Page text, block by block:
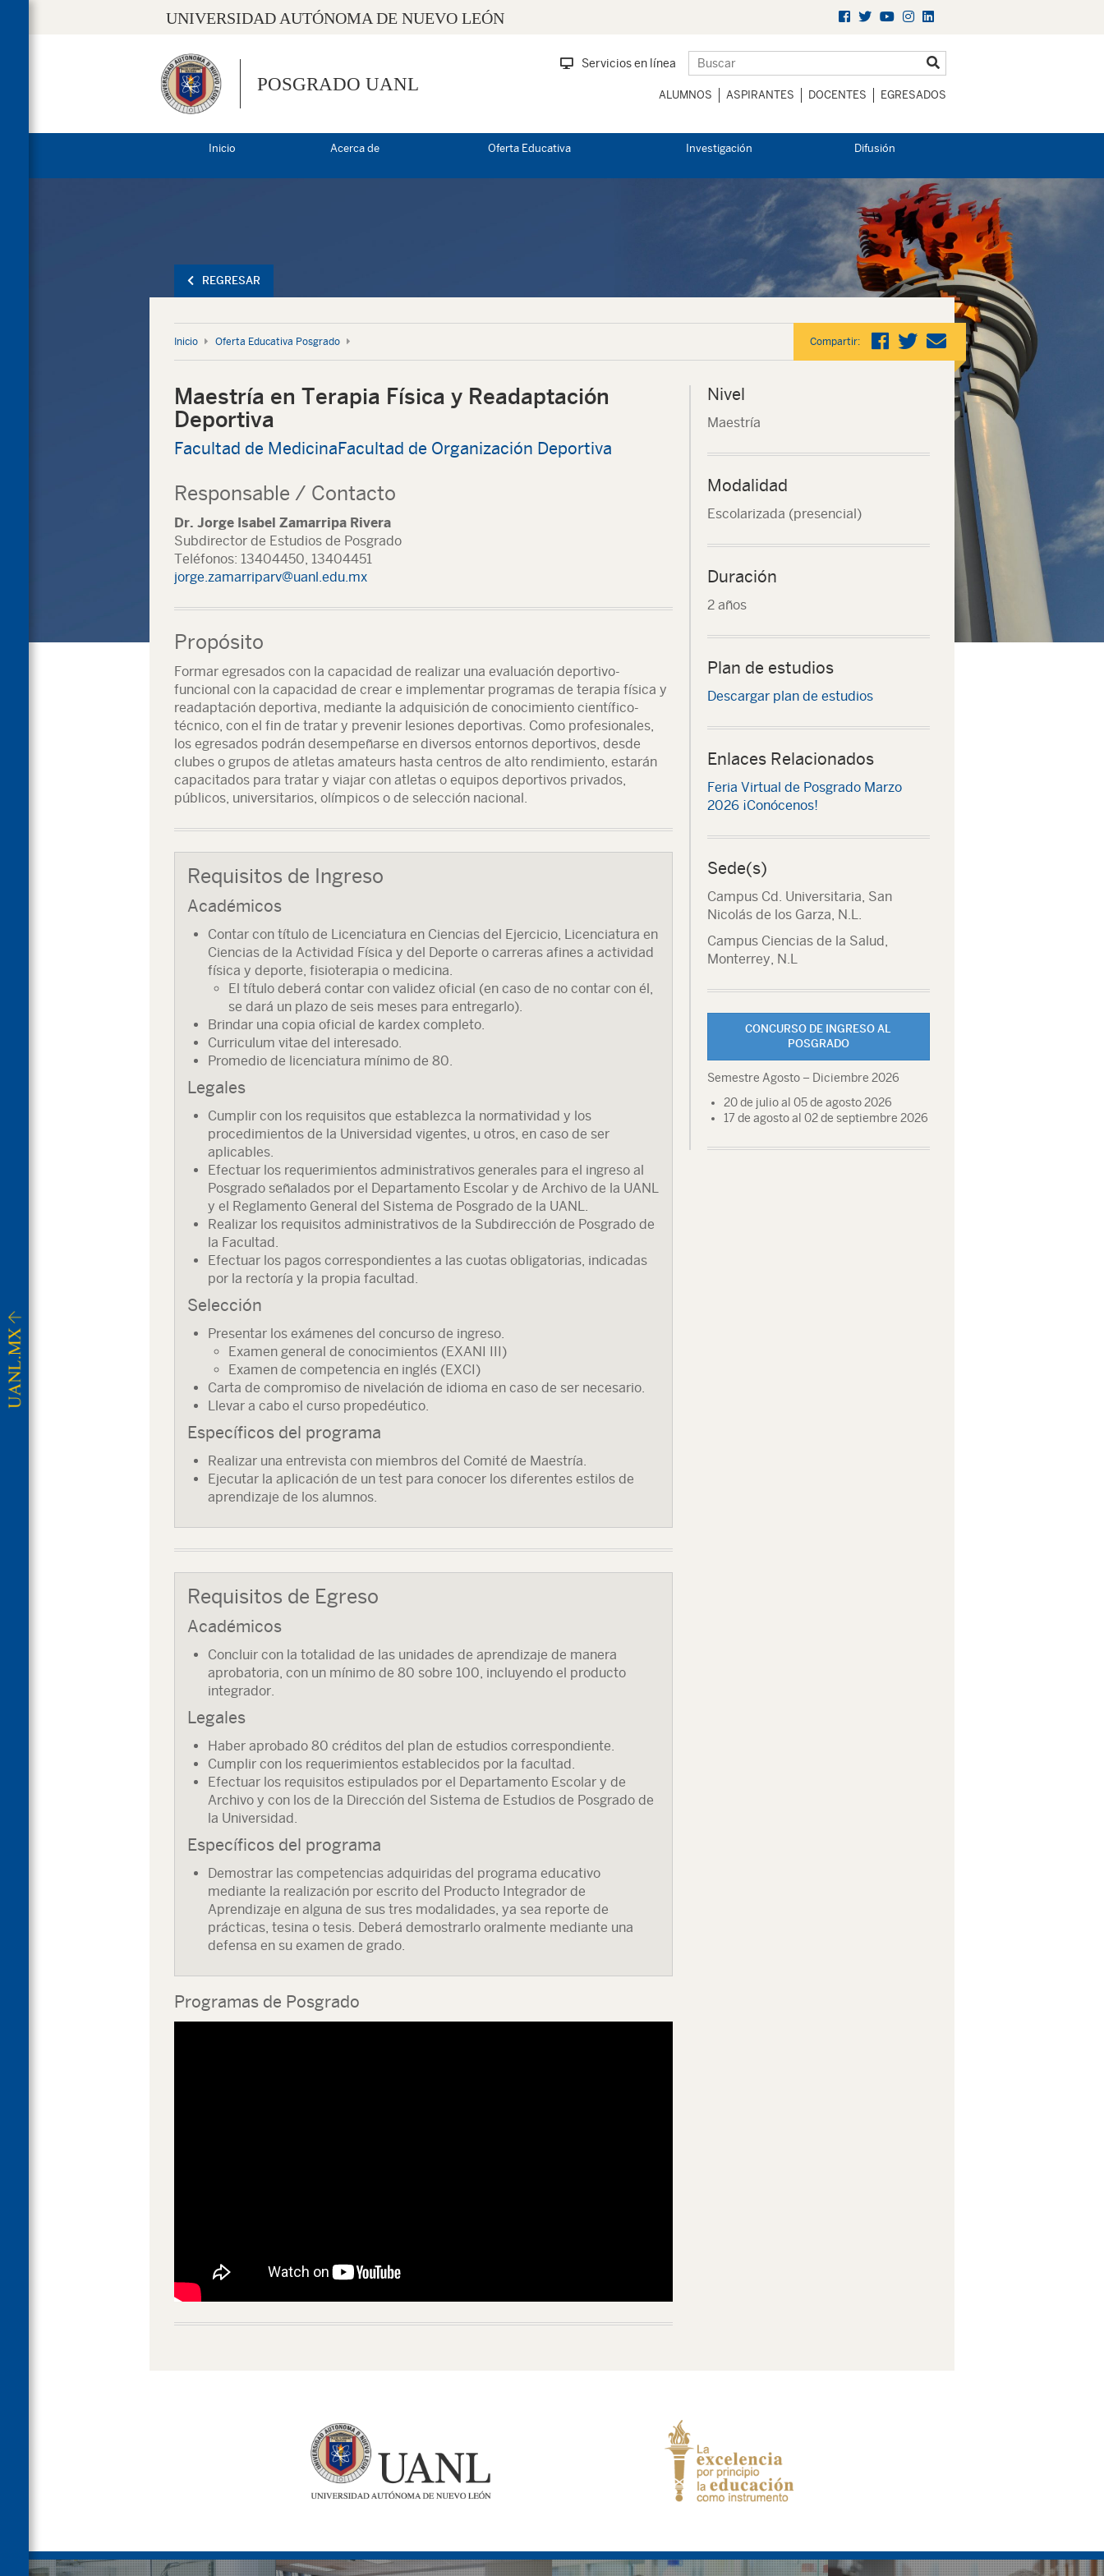
UNIVERSIDAD AUTÓNOMA DE NUEVO LEÓN
POSGRADO UANL
Servicios en línea
ALUMNOS ASPIRANTES DOCENTES EGRESADOS
Inicio Acerca de Oferta Educativa Investigación Difusión
REGRESAR
Inicio Oferta Educativa Posgrado Compartir:
Maestría en Terapia Física y Readaptación
Deportiva
Facultad de MedicinaFacultad de Organización Deportiva
Responsable / Contacto
Dr. Jorge Isabel Zamarripa Rivera
Subdirector de Estudios de Posgrado
Teléfonos: 13404450, 13404451
jorge.zamarriparv@uanl.edu.mx
Propósito
Formar egresados con la capacidad de realizar una evaluación deportivo-
funcional con la capacidad de crear e implementar programas de terapia física y
readaptación deportiva, mediante la adquisición de conocimiento científico-
técnico, con el fin de tratar y prevenir lesiones deportivas. Como profesionales,
los egresados podrán desempeñarse en diversos entornos deportivos, desde
clubes o grupos de atletas amateurs hasta centros de alto rendimiento, estarán
capacitados para tratar y viajar con atletas o equipos deportivos privados,
públicos, universitarios, olímpicos o de selección nacional.
Requisitos de Ingreso
Académicos
Contar con título de Licenciatura en Ciencias del Ejercicio, Licenciatura en
Ciencias de la Actividad Física y del Deporte o carreras afines a actividad
física y deporte, fisioterapia o medicina.
El título deberá contar con validez oficial (en caso de no contar con él,
se dará un plazo de seis meses para entregarlo).
Brindar una copia oficial de kardex completo.
Curriculum vitae del interesado.
Promedio de licenciatura mínimo de 80.
Legales
Cumplir con los requisitos que establezca la normatividad y los
procedimientos de la Universidad vigentes, u otros, en caso de ser
aplicables.
Efectuar los requerimientos administrativos generales para el ingreso al
Posgrado señalados por el Departamento Escolar y de Archivo de la UANL
y el Reglamento General del Sistema de Posgrado de la UANL.
Realizar los requisitos administrativos de la Subdirección de Posgrado de
la Facultad.
Efectuar los pagos correspondientes a las cuotas obligatorias, indicadas
por la rectoría y la propia facultad.
Selección
Presentar los exámenes del concurso de ingreso.
Examen general de conocimientos (EXANI III)
Examen de competencia en inglés (EXCI)
Carta de compromiso de nivelación de idioma en caso de ser necesario.
Llevar a cabo el curso propedéutico.
Específicos del programa
Realizar una entrevista con miembros del Comité de Maestría.
Ejecutar la aplicación de un test para conocer los diferentes estilos de
aprendizaje de los alumnos.
Requisitos de Egreso
Académicos
Concluir con la totalidad de las unidades de aprendizaje de manera
aprobatoria, con un mínimo de 80 sobre 100, incluyendo el producto
integrador.
Legales
Haber aprobado 80 créditos del plan de estudios correspondiente.
Cumplir con los requerimientos establecidos por la facultad.
Efectuar los requisitos estipulados por el Departamento Escolar y de
Archivo y con los de la Dirección del Sistema de Estudios de Posgrado de
la Universidad.
Específicos del programa
Demostrar las competencias adquiridas del programa educativo
mediante la realización por escrito del Producto Integrador de
Aprendizaje en alguna de sus tres modalidades, ya sea reporte de
prácticas, tesina o tesis. Deberá demostrarlo oralmente mediante una
defensa en su examen de grado.
Programas de Posgrado
Nivel
Maestría
Modalidad
Escolarizada (presencial)
Duración
2 años
Plan de estudios
Descargar plan de estudios
Enlaces Relacionados
Feria Virtual de Posgrado Marzo
2026 ¡Conócenos!
Sede(s)
Campus Cd. Universitaria, San
Nicolás de los Garza, N.L.
Campus Ciencias de la Salud,
Monterrey, N.L
CONCURSO DE INGRESO AL
POSGRADO
Semestre Agosto – Diciembre 2026
20 de julio al 05 de agosto 2026
17 de agosto al 02 de septiembre 2026